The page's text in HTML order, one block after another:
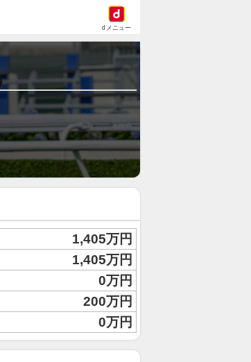
dメニュー
1,405万円
1,405万円
0万円
200万円
0万円